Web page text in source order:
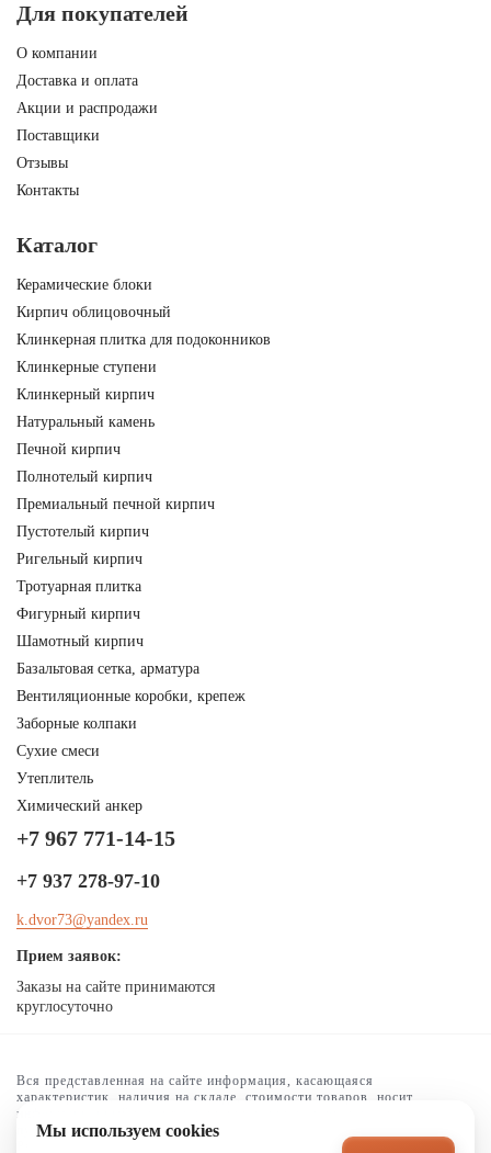
Для покупателей
О компании
Доставка и оплата
Акции и распродажи
Поставщики
Отзывы
Контакты
Каталог
Керамические блоки
Кирпич облицовочный
Клинкерная плитка для подоконников
Клинкерные ступени
Клинкерный кирпич
Натуральный камень
Печной кирпич
Полнотелый кирпич
Премиальный печной кирпич
Пустотелый кирпич
Ригельный кирпич
Тротуарная плитка
Фигурный кирпич
Шамотный кирпич
Базальтовая сетка, арматура
Вентиляционные коробки, крепеж
Заборные колпаки
Сухие смеси
Утеплитель
Химический анкер
+7 967 771-14-15
+7 937 278-97-10
k.dvor73@yandex.ru
Прием заявок:
Заказы на сайте принимаются
круглосуточно
Вся представленная на сайте информация, касающаяся
характеристик, наличия на складе, стоимости товаров, носит
информационный характер и ни при каких условиях не является
публичной офертой, определяемой положениями Статьи 437(2) ГК
Мы используем cookies